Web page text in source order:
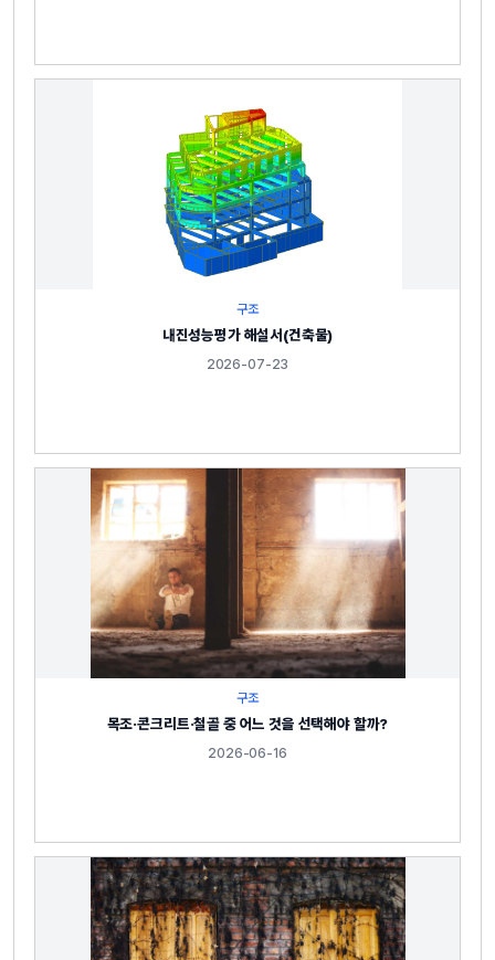
구조
내진성능평가 해설서(건축물)
2026-07-23
구조
목조·콘크리트·철골 중 어느 것을 선택해야 할까?
2026-06-16